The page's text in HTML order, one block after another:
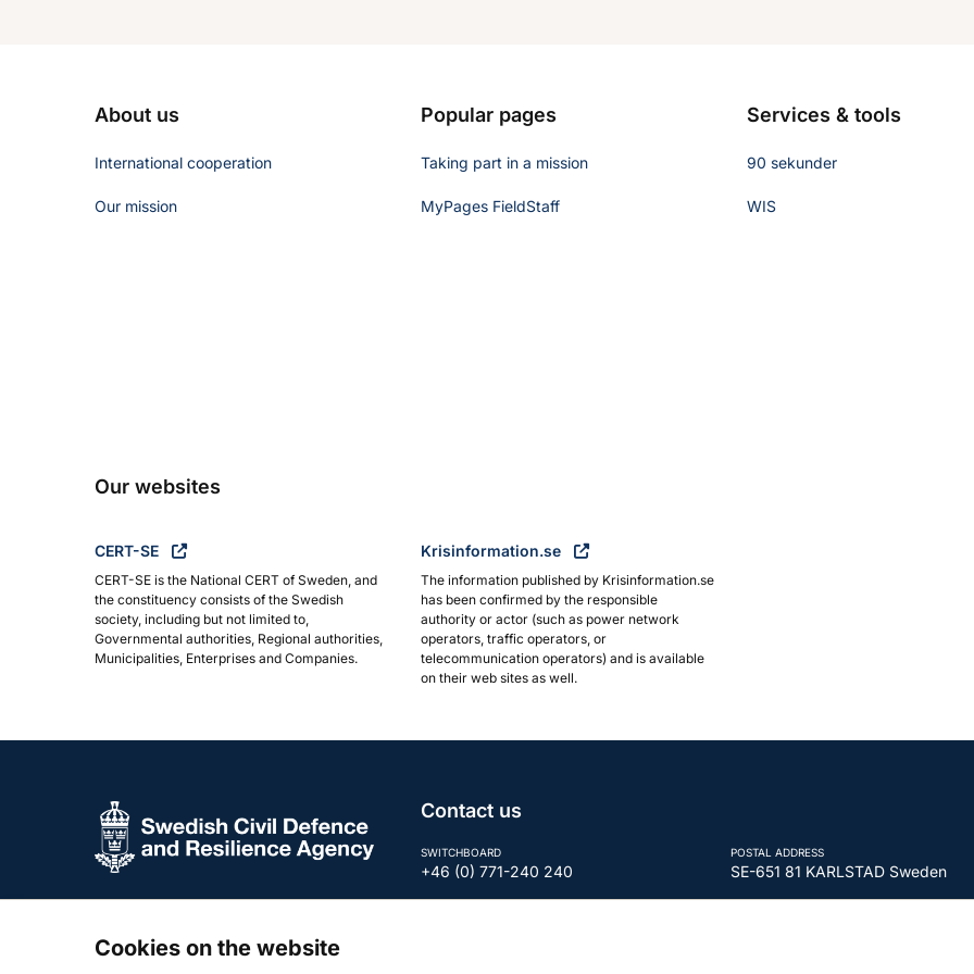
About us
International cooperation
Our mission
Popular pages
Taking part in a mission
MyPages FieldStaff
Services & tools
90 sekunder
WIS
Our websites
CERT-SE
CERT-SE is the National CERT of Sweden, and
the constituency consists of the Swedish
society, including but not limited to,
Governmental authorities, Regional authorities,
Municipalities, Enterprises and Companies.
Krisinformation.se
The information published by Krisinformation.se
has been confirmed by the responsible
authority or actor (such as power network
operators, traffic operators, or
telecommunication operators) and is available
on their web sites as well.
Contact us
SWITCHBOARD
+46 (0) 771-240 240
POSTAL ADDRESS
SE-651 81 KARLSTAD Sweden
Cookies on the website